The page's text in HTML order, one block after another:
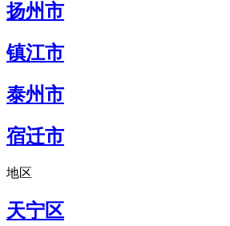
扬州市
镇江市
泰州市
宿迁市
地区
天宁区